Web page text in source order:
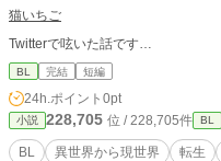
猫いちご
Twitterで呟いた話です…
BL 完結 短編
24h.ポイント 0pt
小説 228,705 位 / 228,705件 BL
BL 異世界から現世界 転生